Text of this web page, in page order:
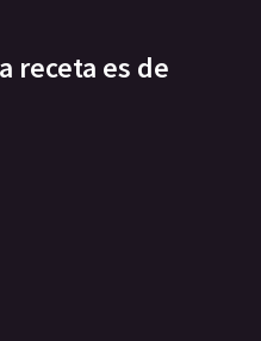
receta es de